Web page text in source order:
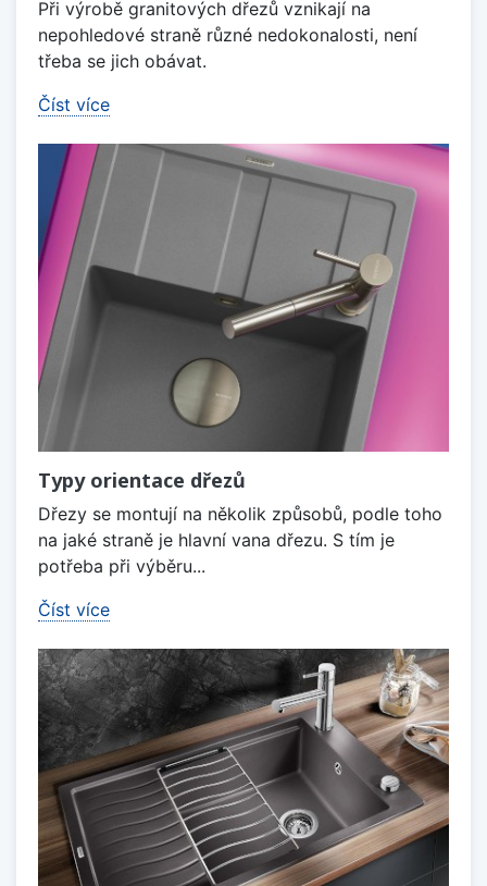
Při výrobě granitových dřezů vznikají na
nepohledové straně různé nedokonalosti, není
třeba se jich obávat.
Číst více
Typy orientace dřezů
Dřezy se montují na několik způsobů, podle toho
na jaké straně je hlavní vana dřezu. S tím je
potřeba při výběru...
Číst více